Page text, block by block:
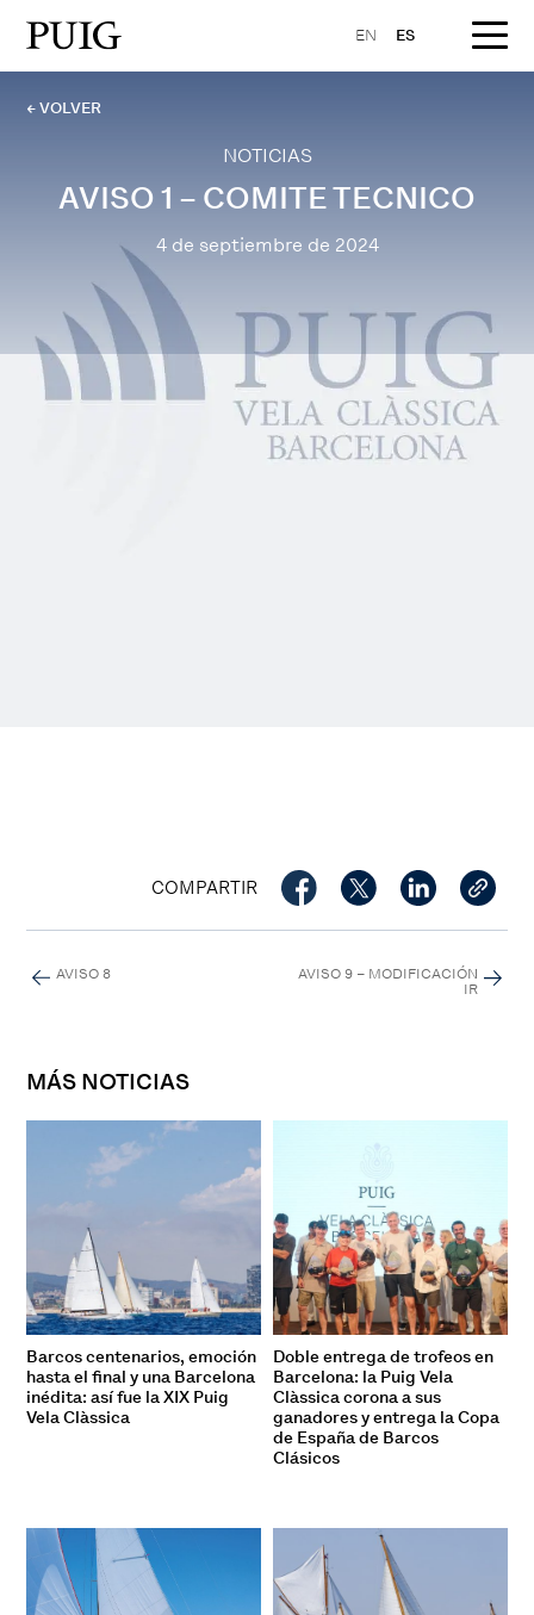
EN ES
← VOLVER
NOTICIAS
AVISO 1 – COMITE TECNICO
4 de septiembre de 2024
COMPARTIR
AVISO 8
AVISO 9 – MODIFICACIÓN
IR
MÁS NOTICIAS
Barcos centenarios, emoción
hasta el final y una Barcelona
inédita: así fue la XIX Puig
Vela Clàssica
Doble entrega de trofeos en
Barcelona: la Puig Vela
Clàssica corona a sus
ganadores y entrega la Copa
de España de Barcos
Clásicos